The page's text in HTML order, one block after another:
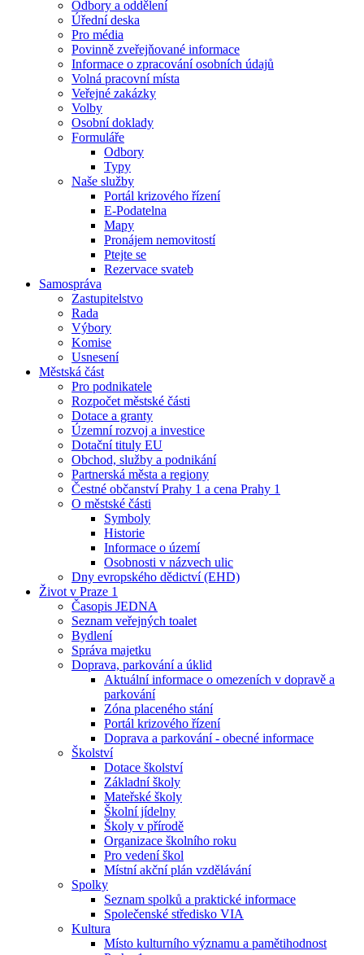
Odbory a oddělení
Úřední deska
Pro média
Povinně zveřejňované informace
Informace o zpracování osobních údajů
Volná pracovní místa
Veřejné zakázky
Volby
Osobní doklady
Formuláře
Odbory
Typy
Naše služby
Portál krizového řízení
E-Podatelna
Mapy
Pronájem nemovitostí
Ptejte se
Rezervace svateb
Samospráva
Zastupitelstvo
Rada
Výbory
Komise
Usnesení
Městská část
Pro podnikatele
Rozpočet městské části
Dotace a granty
Územní rozvoj a investice
Dotační tituly EU
Obchod, služby a podnikání
Partnerská města a regiony
Čestné občanství Prahy 1 a cena Prahy 1
O městské části
Symboly
Historie
Informace o území
Osobnosti v názvech ulic
Dny evropského dědictví (EHD)
Život v Praze 1
Časopis JEDNA
Seznam veřejných toalet
Bydlení
Správa majetku
Doprava, parkování a úklid
Aktuální informace o omezeních v dopravě a
parkování
Zóna placeného stání
Portál krizového řízení
Doprava a parkování - obecné informace
Školství
Dotace školství
Základní školy
Mateřské školy
Školní jídelny
Školy v přírodě
Organizace školního roku
Pro vedení škol
Místní akční plán vzdělávání
Spolky
Seznam spolků a praktické informace
Společenské středisko VIA
Kultura
Místo kulturního významu a pamětihodnost